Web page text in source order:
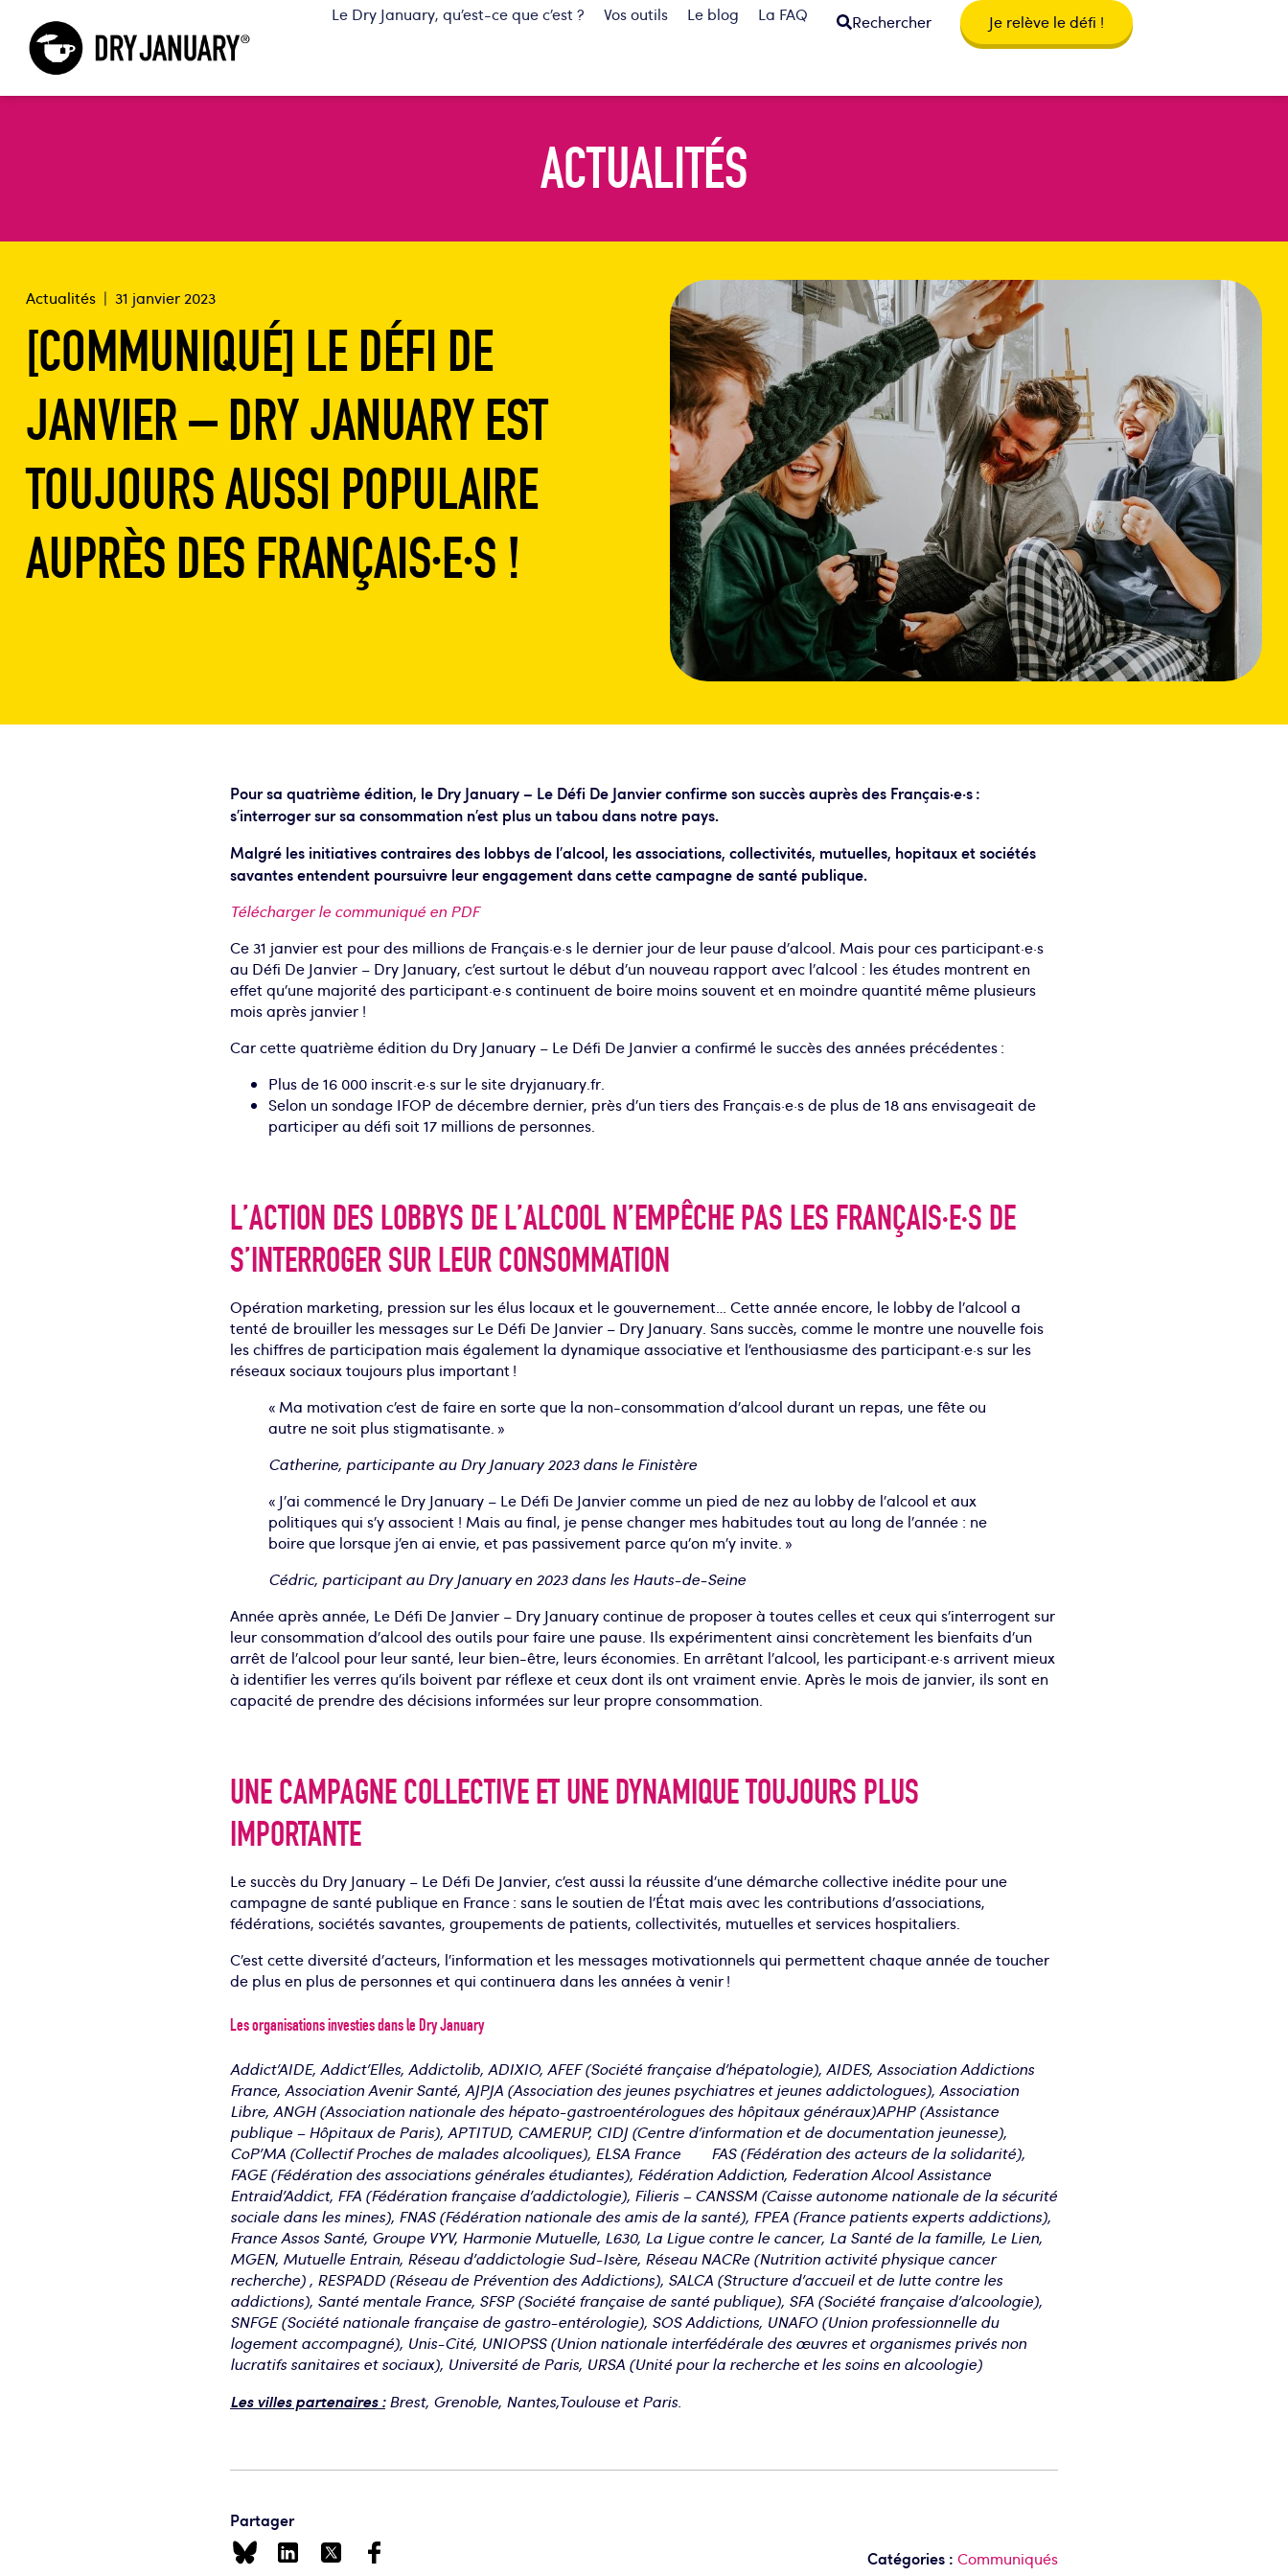
Le Dry January, qu’est-ce que c’est ? Vos outils Le blog La FAQ Rechercher Je relève le défi !
ACTUALITÉS
Actualités| 31 janvier 2023
[COMMUNIQUÉ] LE DÉFI DE
JANVIER – DRY JANUARY EST
TOUJOURS AUSSI POPULAIRE
AUPRÈS DES FRANÇAIS·E·S !
Pour sa quatrième édition, le Dry January – Le Défi De Janvier confirme son succès auprès des Français·e·s :
s’interroger sur sa consommation n’est plus un tabou dans notre pays.
Malgré les initiatives contraires des lobbys de l’alcool, les associations, collectivités, mutuelles, hopitaux et sociétés
savantes entendent poursuivre leur engagement dans cette campagne de santé publique.
Télécharger le communiqué en PDF
Ce 31 janvier est pour des millions de Français·e·s le dernier jour de leur pause d’alcool. Mais pour ces participant·e·s
au Défi De Janvier – Dry January, c’est surtout le début d’un nouveau rapport avec l’alcool : les études montrent en
effet qu’une majorité des participant·e·s continuent de boire moins souvent et en moindre quantité même plusieurs
mois après janvier !
Car cette quatrième édition du Dry January – Le Défi De Janvier a confirmé le succès des années précédentes :
Plus de 16 000 inscrit·e·s sur le site dryjanuary.fr.
Selon un sondage IFOP de décembre dernier, près d’un tiers des Français·e·s de plus de 18 ans envisageait de
participer au défi soit 17 millions de personnes.
L’ACTION DES LOBBYS DE L’ALCOOL N’EMPÊCHE PAS LES FRANÇAIS·E·S DE
S’INTERROGER SUR LEUR CONSOMMATION
Opération marketing, pression sur les élus locaux et le gouvernement… Cette année encore, le lobby de l’alcool a
tenté de brouiller les messages sur Le Défi De Janvier – Dry January. Sans succès, comme le montre une nouvelle fois
les chiffres de participation mais également la dynamique associative et l’enthousiasme des participant·e·s sur les
réseaux sociaux toujours plus important !
« Ma motivation c’est de faire en sorte que la non-consommation d’alcool durant un repas, une fête ou
autre ne soit plus stigmatisante. »
Catherine, participante au Dry January 2023 dans le Finistère
« J’ai commencé le Dry January – Le Défi De Janvier comme un pied de nez au lobby de l’alcool et aux
politiques qui s’y associent ! Mais au final, je pense changer mes habitudes tout au long de l’année : ne
boire que lorsque j’en ai envie, et pas passivement parce qu’on m’y invite. »
Cédric, participant au Dry January en 2023 dans les Hauts-de-Seine
Année après année, Le Défi De Janvier – Dry January continue de proposer à toutes celles et ceux qui s’interrogent sur
leur consommation d’alcool des outils pour faire une pause. Ils expérimentent ainsi concrètement les bienfaits d’un
arrêt de l’alcool pour leur santé, leur bien-être, leurs économies. En arrêtant l’alcool, les participant·e·s arrivent mieux
à identifier les verres qu’ils boivent par réflexe et ceux dont ils ont vraiment envie. Après le mois de janvier, ils sont en
capacité de prendre des décisions informées sur leur propre consommation.
UNE CAMPAGNE COLLECTIVE ET UNE DYNAMIQUE TOUJOURS PLUS
IMPORTANTE
Le succès du Dry January – Le Défi De Janvier, c’est aussi la réussite d’une démarche collective inédite pour une
campagne de santé publique en France : sans le soutien de l’État mais avec les contributions d’associations,
fédérations, sociétés savantes, groupements de patients, collectivités, mutuelles et services hospitaliers.
C’est cette diversité d’acteurs, l’information et les messages motivationnels qui permettent chaque année de toucher
de plus en plus de personnes et qui continuera dans les années à venir !
Les organisations investies dans le Dry January
Addict’AIDE, Addict’Elles, Addictolib, ADIXIO, AFEF (Société française d’hépatologie), AIDES, Association Addictions
France, Association Avenir Santé, AJPJA (Association des jeunes psychiatres et jeunes addictologues), Association
Libre, ANGH (Association nationale des hépato-gastroentérologues des hôpitaux généraux)APHP (Assistance
publique – Hôpitaux de Paris), APTITUD, CAMERUP, CIDJ (Centre d’information et de documentation jeunesse),
CoP’MA (Collectif Proches de malades alcooliques), ELSA France FAS (Fédération des acteurs de la solidarité),
FAGE (Fédération des associations générales étudiantes), Fédération Addiction, Federation Alcool Assistance
Entraid’Addict, FFA (Fédération française d’addictologie), Filieris – CANSSM (Caisse autonome nationale de la sécurité
sociale dans les mines), FNAS (Fédération nationale des amis de la santé), FPEA (France patients experts addictions),
France Assos Santé, Groupe VYV, Harmonie Mutuelle, L630, La Ligue contre le cancer, La Santé de la famille, Le Lien,
MGEN, Mutuelle Entrain, Réseau d’addictologie Sud-Isère, Réseau NACRe (Nutrition activité physique cancer
recherche) , RESPADD (Réseau de Prévention des Addictions), SALCA (Structure d’accueil et de lutte contre les
addictions), Santé mentale France, SFSP (Société française de santé publique), SFA (Société française d’alcoologie),
SNFGE (Société nationale française de gastro-entérologie), SOS Addictions, UNAFO (Union professionnelle du
logement accompagné), Unis-Cité, UNIOPSS (Union nationale interfédérale des œuvres et organismes privés non
lucratifs sanitaires et sociaux), Université de Paris, URSA (Unité pour la recherche et les soins en alcoologie)
Les villes partenaires :Brest, Grenoble, Nantes,Toulouse et Paris.
Partager
Catégories : Communiqués